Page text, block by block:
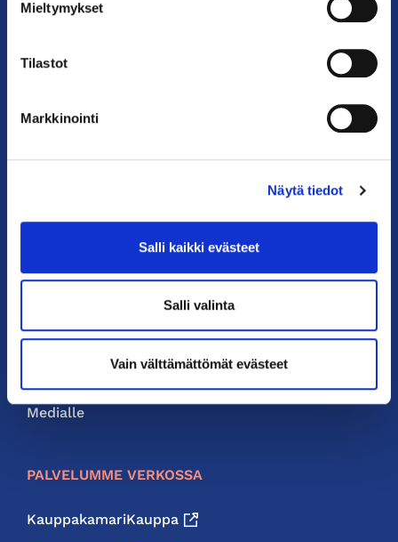
Mieltymykset
Tilastot
Markkinointi
Näytä tiedot
Salli kaikki evästeet
Salli valinta
Vain välttämättömät evästeet
Katso kaikki yhteystiedot >
PIKALINKIT
Yhteystiedot
Neuvonta ja palvelut
Medialle
PALVELUMME VERKOSSA
KauppakamariKauppa